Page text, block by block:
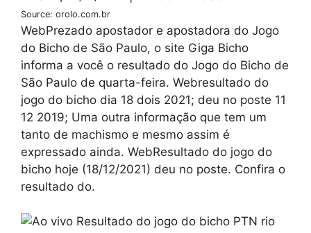
Source: orolo.com.br
WebPrezado apostador e apostadora do Jogo
do Bicho de São Paulo, o site Giga Bicho
informa a você o resultado do Jogo do Bicho de
São Paulo de quarta-feira. Webresultado do
jogo do bicho dia 18 dois 2021; deu no poste 11
12 2019; Uma outra informação que tem um
tanto de machismo e mesmo assim é
expressado ainda. WebResultado do jogo do
bicho hoje (18/12/2021) deu no poste. Confira o
resultado do.